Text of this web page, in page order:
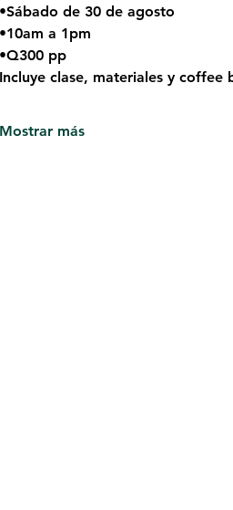
•Sábado de 30 de agosto
•10am a 1pm
•Q300 pp
Incluye clase, materiales y coffee
Mostrar más